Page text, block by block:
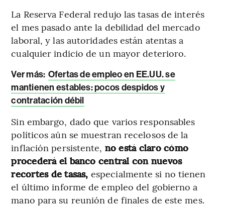
La Reserva Federal redujo las tasas de interés
el mes pasado ante la debilidad del mercado
laboral, y las autoridades están atentas a
cualquier indicio de un mayor deterioro.
Ver más: Ofertas de empleo en EE.UU. se
mantienen estables: pocos despidos y
contratación débil
Sin embargo, dado que varios responsables
políticos aún se muestran recelosos de la
inflación persistente, no está claro cómo
procederá el banco central con nuevos
recortes de tasas, especialmente si no tienen
el último informe de empleo del gobierno a
mano para su reunión de finales de este mes.